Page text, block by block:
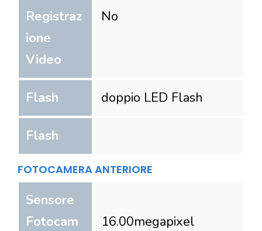
Registraz
ione
Video
No
Flash doppio LED Flash
Flash
FOTOCAMERA ANTERIORE
Sensore
Fotocam
16.00megapixel